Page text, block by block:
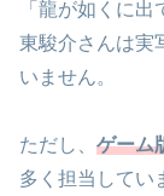
「龍が如くに
東駿介さんは実
いません。
ただし、 ゲーム
多く担当してい